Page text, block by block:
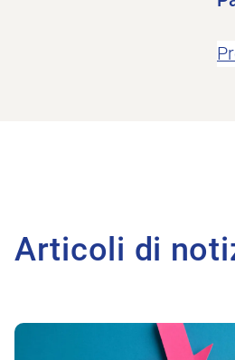
Articoli di
All'articolo Il GI Grandi studi